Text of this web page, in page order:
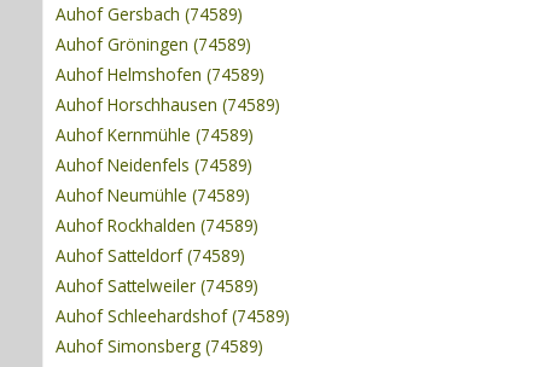
Auhof Gersbach (74589)
Auhof Gröningen (74589)
Auhof Helmshofen (74589)
Auhof Horschhausen (74589)
Auhof Kernmühle (74589)
Auhof Neidenfels (74589)
Auhof Neumühle (74589)
Auhof Rockhalden (74589)
Auhof Satteldorf (74589)
Auhof Sattelweiler (74589)
Auhof Schleehardshof (74589)
Auhof Simonsberg (74589)